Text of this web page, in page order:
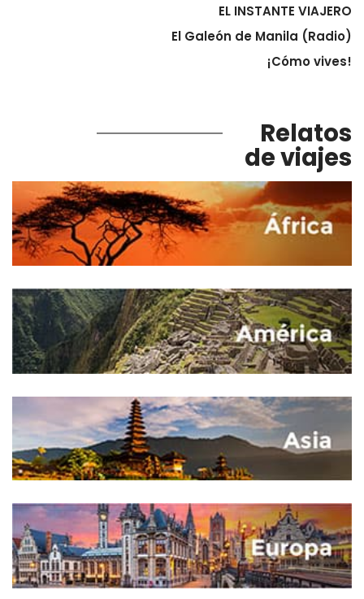
EL INSTANTE VIAJERO
El Galeón de Manila (Radio)
¡Cómo vives!
Relatos
de viajes